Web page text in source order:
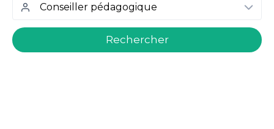
welcome.search.find.subtitle
Rechercher